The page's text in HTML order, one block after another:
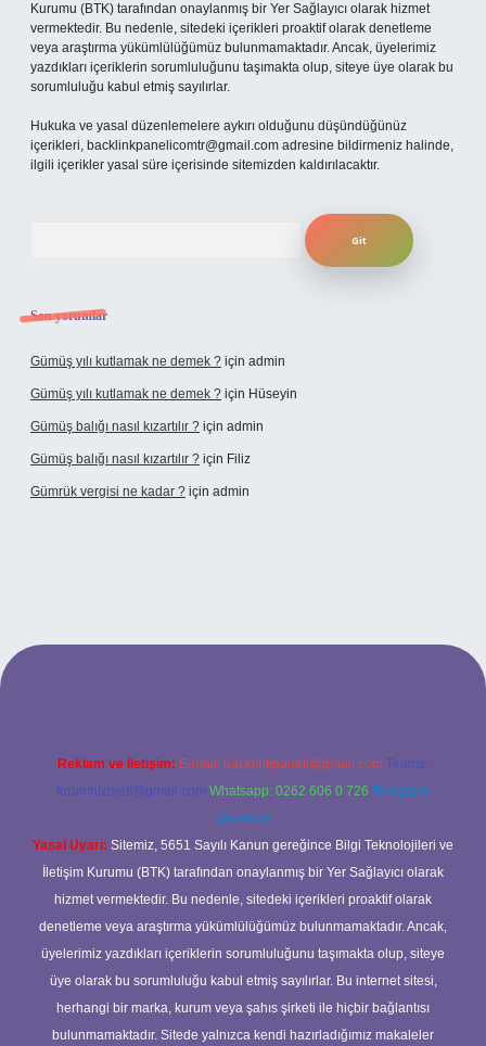
Kurumu (BTK) tarafından onaylanmış bir Yer Sağlayıcı olarak hizmet
vermektedir. Bu nedenle, sitedeki içerikleri proaktif olarak denetleme
veya araştırma yükümlülüğümüz bulunmamaktadır. Ancak, üyelerimiz
yazdıkları içeriklerin sorumluluğunu taşımakta olup, siteye üye olarak bu
sorumluluğu kabul etmiş sayılırlar.
Hukuka ve yasal düzenlemelere aykırı olduğunu düşündüğünüz
içerikleri, backlinkpanelicomtr@gmail.com adresine bildirmeniz halinde,
ilgili içerikler yasal süre içerisinde sitemizden kaldırılacaktır.
Son yorumlar
Gümüş yılı kutlamak ne demek ? için admin
Gümüş yılı kutlamak ne demek ? için Hüseyin
Gümüş balığı nasıl kızartılır ? için admin
Gümüş balığı nasıl kızartılır ? için Filiz
Gümrük vergisi ne kadar ? için admin
adresi
Reklam ve İletişim: E-mail: backlinkpaneli@gmail.com Teams:
forumhizmeti@gmail.com Whatsapp: 0262 606 0 726 Telegram:
@karabul
Yasal Uyarı: Sitemiz, 5651 Sayılı Kanun gereğince Bilgi Teknolojileri ve
İletişim Kurumu (BTK) tarafından onaylanmış bir Yer Sağlayıcı olarak
hizmet vermektedir. Bu nedenle, sitedeki içerikleri proaktif olarak
denetleme veya araştırma yükümlülüğümüz bulunmamaktadır. Ancak,
üyelerimiz yazdıkları içeriklerin sorumluluğunu taşımakta olup, siteye
üye olarak bu sorumluluğu kabul etmiş sayılırlar. Bu internet sitesi,
herhangi bir marka, kurum veya şahıs şirketi ile hiçbir bağlantısı
bulunmamaktadır. Sitede yalnızca kendi hazırladığımız makaleler